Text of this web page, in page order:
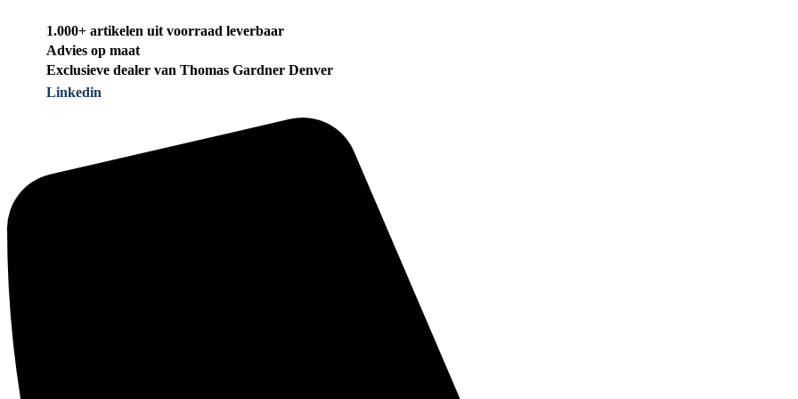
1.000+ artikelen uit voorraad leverbaar
Advies op maat
Exclusieve dealer van Thomas Gardner Denver
Linkedin